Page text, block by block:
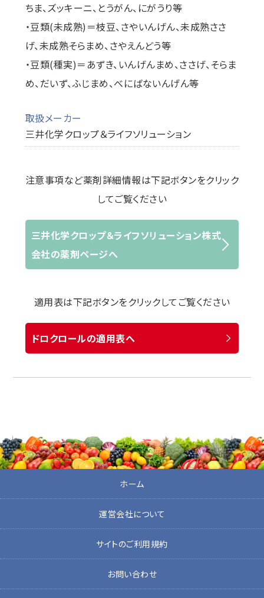
ちま、ズッキーニ、とうがん、にがうり等
・豆類(未成熟)＝枝豆、さやいんげん、未成熟ささ
げ、未成熟そらまめ、さやえんどう等
・豆類(種実)＝あずき、いんげんまめ、ささげ、そらま
め、だいず、ふじまめ、べにばないんげん等
取扱メーカー
三井化学クロップ＆ライフソリューション
注意事項など薬剤詳細情報は下記ボタンをクリック
してご覧ください
三井化学クロップ＆ライフソリューション株式
会社の薬剤ページへ
適用表は下記ボタンをクリックしてご覧ください
ドロクロールの適用表へ
ホーム
運営会社について
サイトのご利用規約
お問い合わせ